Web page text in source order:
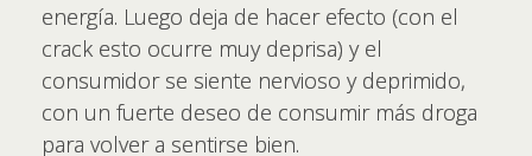
energía. Luego deja de hacer efecto (con el
crack esto ocurre muy deprisa) y el
consumidor se siente nervioso y deprimido,
con un fuerte deseo de consumir más droga
para volver a sentirse bien.